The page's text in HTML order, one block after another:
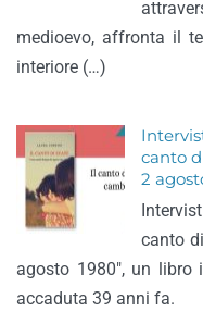
medioevo, affronta il
interiore (…)
canto
2
canto
agosto 1980", un libro
accaduta 39 anni fa.